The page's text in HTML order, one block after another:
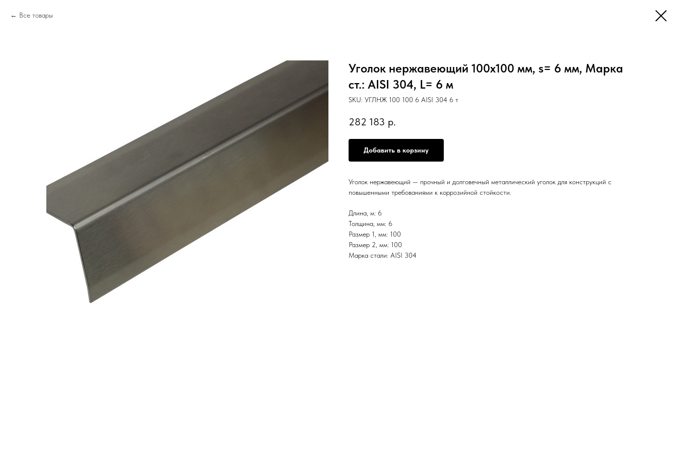
Все товары
Уголок нержавеющий 100х100 мм, s= 6 мм, Марка
ст.: AISI 304, L= 6 м
SKU: УГЛНЖ 100 100 6 AISI 304 6 т
282 183 р.
Добавить в корзину
Уголок нержавеющий — прочный и долговечный металлический уголок для конструкций с
повышенными требованиями к коррозийной стойкости.
Длина, м: 6
Толщина, мм: 6
Размер 1, мм: 100
Размер 2, мм: 100
Марка стали: AISI 304